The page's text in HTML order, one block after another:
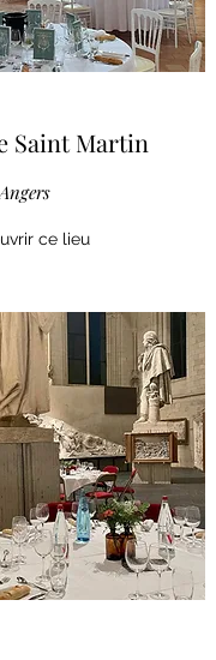
Saint Martin
ce lieu